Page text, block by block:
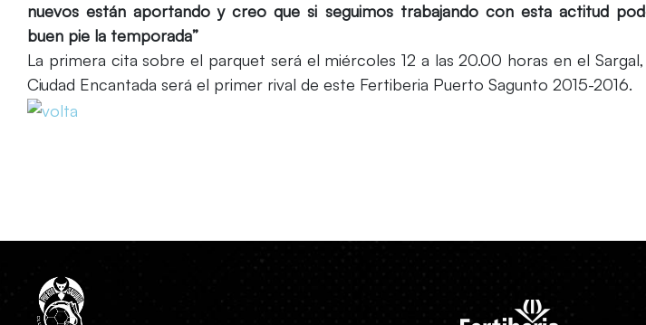
nuevos están aportando y creo que si seguimos trabajando con esta actitud
buen pie la temporada”
La primera cita sobre el parquet será el miércoles 12 a las 20.00 horas en el
Ciudad Encantada será el primer rival de este Fertiberia Puerto Sagunto 2015-2016.